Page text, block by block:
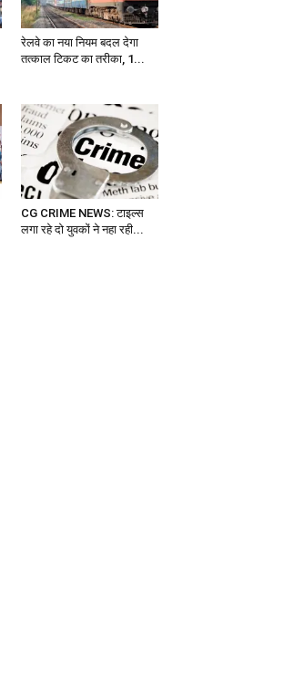
रेलवे का नया नियम बदल देगा
तत्काल टिकट का तरीका, 1...
CG CRIME NEWS: टाइल्स
लगा रहे दो युवकों ने नहा रही...